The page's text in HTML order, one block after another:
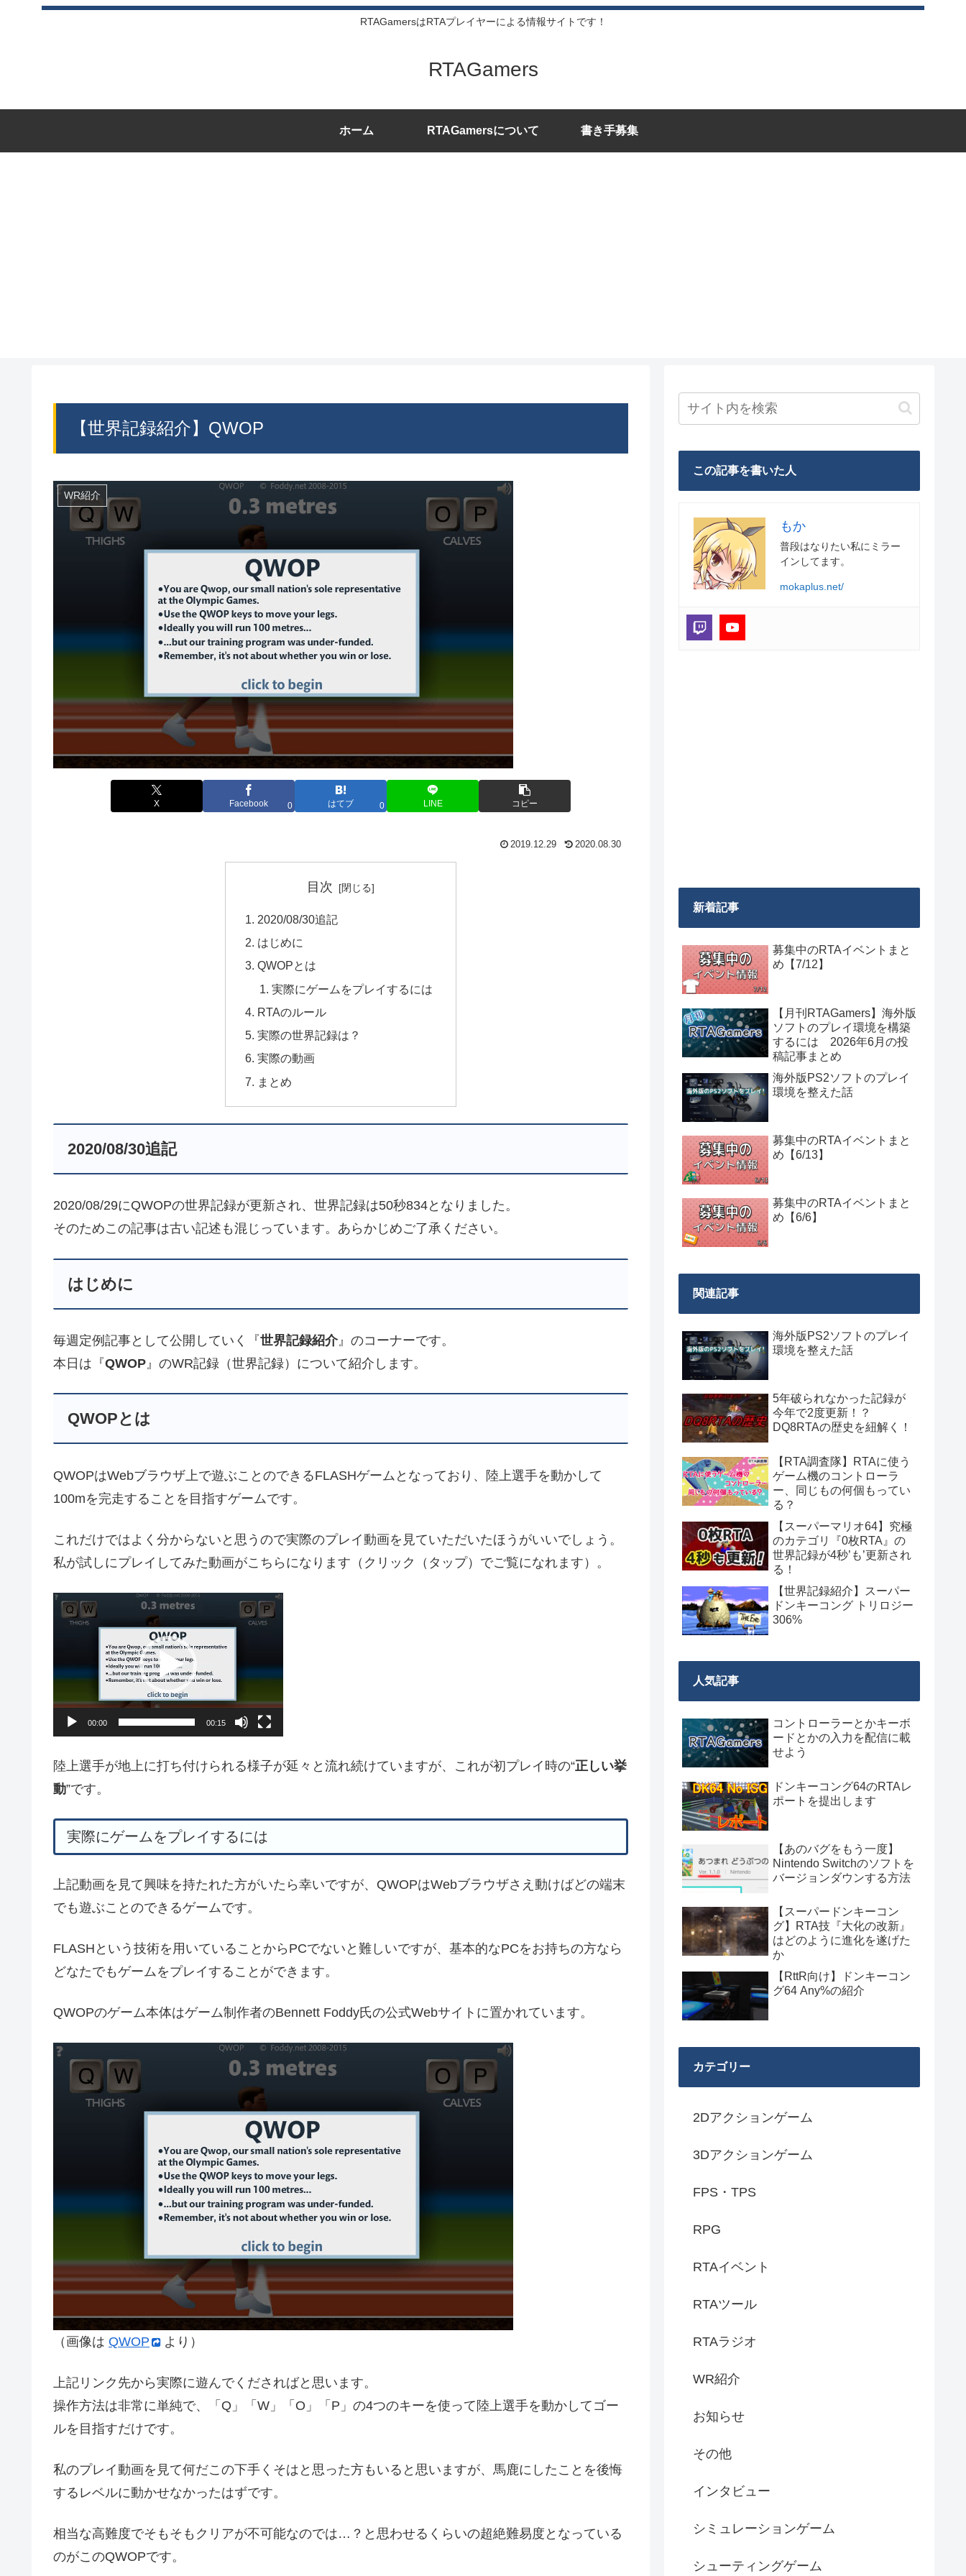
RTAGamersはRTAプレイヤーによる情報サイトです！
RTAGamers
ホーム RTAGamersについて 書き手募集
【世界記録紹介】QWOP
WR紹介
X Facebook 0 はてブ 0 LINE コピー
2019.12.29 2020.08.30
目次
2020/08/30追記
はじめに
QWOPとは
実際にゲームをプレイするには
RTAのルール
実際の世界記録は？
実際の動画
まとめ
2020/08/30追記
2020/08/29にQWOPの世界記録が更新され、世界記録は50秒834となりました。
そのためこの記事は古い記述も混じっています。あらかじめご了承ください。
はじめに
毎週定例記事として公開していく『世界記録紹介』のコーナーです。
本日は『QWOP』のWR記録（世界記録）について紹介します。
QWOPとは
QWOPはWebブラウザ上で遊ぶことのできるFLASHゲームとなっており、陸上選手を動かして
100mを完走することを目指すゲームです。
これだけではよく分からないと思うので実際のプレイ動画を見ていただいたほうがいいでしょう。
私が試しにプレイしてみた動画がこちらになります（クリック（タップ）でご覧になれます）。
動
レ
ー
00:00 00:15
陸上選手が地上に打ち付けられる様子が延々と流れ続けていますが、これが初プレイ時の“正しい挙
動”です。
実際にゲームをプレイするには
上記動画を見て興味を持たれた方がいたら幸いですが、QWOPはWebブラウザさえ動けばどの端末
でも遊ぶことのできるゲームです。
FLASHという技術を用いていることからPCでないと難しいですが、基本的なPCをお持ちの方なら
どなたでもゲームをプレイすることができます。
QWOPのゲーム本体はゲーム制作者のBennett Foddy氏の公式Webサイトに置かれています。
（画像は QWOP より）
上記リンク先から実際に遊んでくださればと思います。
操作方法は非常に単純で、「Q」「W」「O」「P」の4つのキーを使って陸上選手を動かしてゴー
ルを目指すだけです。
私のプレイ動画を見て何だこの下手くそはと思った方もいると思いますが、馬鹿にしたことを後悔
するレベルに動かせなかったはずです。
相当な高難度でそもそもクリアが不可能なのでは…？と思わせるくらいの超絶難易度となっている
のがこのQWOPです。
この記事を書いた人
もか
普段はなりたい私にミラー
インしてます。
mokaplus.net/
新着記事
募集中のRTAイベントまと
め【7/12】
【月刊RTAGamers】海外版
ソフトのプレイ環境を構築
するには 2026年6月の投
稿記事まとめ
海外版PS2ソフトのプレイ
環境を整えた話
募集中のRTAイベントまと
め【6/13】
募集中のRTAイベントまと
め【6/6】
関連記事
海外版PS2ソフトのプレイ
環境を整えた話
5年破られなかった記録が
今年で2度更新！？
DQ8RTAの歴史を紐解く！
【RTA調査隊】RTAに使う
ゲーム機のコントローラ
ー、同じもの何個もってい
る？
【スーパーマリオ64】究極
のカテゴリ『0枚RTA』の
世界記録が4秒’も’更新され
る！
【世界記録紹介】スーパー
ドンキーコング トリロジー
306%
人気記事
コントローラーとかキーボ
ードとかの入力を配信に載
せよう
ドンキーコング64のRTAレ
ポートを提出します
【あのバグをもう一度】
Nintendo Switchのソフトを
バージョンダウンする方法
【スーパードンキーコン
グ】RTA技『大化の改新』
はどのように進化を遂げた
か
【RttR向け】ドンキーコン
グ64 Any%の紹介
カテゴリー
2Dアクションゲーム
3Dアクションゲーム
FPS・TPS
RPG
RTAイベント
RTAツール
RTAラジオ
WR紹介
お知らせ
その他
インタビュー
シミュレーションゲーム
シューティングゲーム